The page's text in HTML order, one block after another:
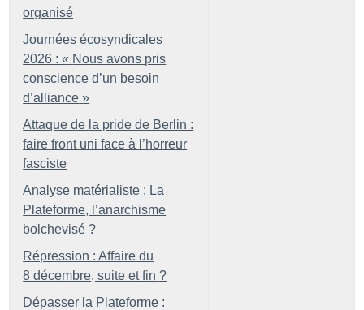
organisé
Journées écosyndicales
2026 : « Nous avons pris
conscience d’un besoin
d’alliance »
Attaque de la pride de Berlin :
faire front uni face à l’horreur
fasciste
Analyse matérialiste : La
Plateforme, l’anarchisme
bolchevisé ?
Répression : Affaire du
8 décembre, suite et fin ?
Dépasser la Plateforme :